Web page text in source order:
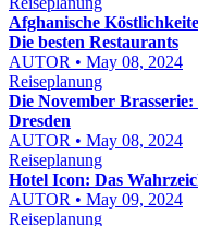
Afghanische
Die besten Restaurants
AUTOR • May 08, 2024
Reiseplanung
Die November
Dresden
AUTOR • May 08, 2024
Reiseplanung
Hotel Icon: Das
AUTOR • May 09, 2024
Reiseplanung